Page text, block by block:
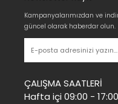
Kampanyalarımızdan ve
güncel olarak haberdar olun.
ÇALIŞMA SAATLERİ
Hafta içi 09:00 - 17:00